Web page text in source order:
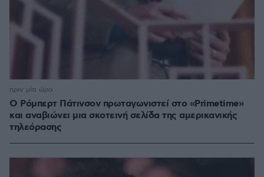
Ο Ρόμπερτ Πάτινσον πρωταγωνιστεί στο «Primetime»
και αναβιώνει μια σκοτεινή σελίδα της αμερικανικής
τηλεόρασης
πριν μία ώρα